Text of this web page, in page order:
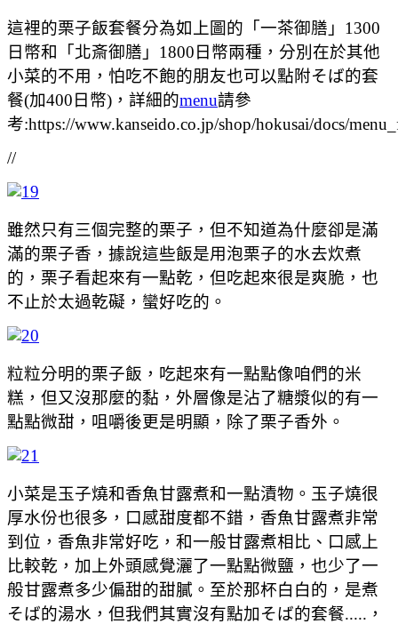
這裡的栗子飯套餐分為如上圖的「一茶御膳」1300
日幣和「北斎御膳」1800日幣兩種，分別在於其他
小菜的不用，怕吃不飽的朋友也可以點附そば的套
餐(加400日幣)，詳細的menu請參
考:https://www.kanseido.co.jp/shop/hokusai/docs/
//
雖然只有三個完整的栗子，但不知道為什麼卻是滿
滿的栗子香，據說這些飯是用泡栗子的水去炊煮
的，栗子看起來有一點乾，但吃起來很是爽脆，也
不止於太過乾礙，蠻好吃的。
粒粒分明的栗子飯，吃起來有一點點像咱們的米
糕，但又沒那麼的黏，外層像是沾了糖漿似的有一
點點微甜，咀嚼後更是明顯，除了栗子香外。
小菜是玉子燒和香魚甘露煮和一點漬物。玉子燒很
厚水份也很多，口感甜度都不錯，香魚甘露煮非常
到位，香魚非常好吃，和一般甘露煮相比、口感上
比較乾，加上外頭感覺灑了一點點微鹽，也少了一
般甘露煮多少偏甜的甜膩。至於那杯白白的，是煮
そば的湯水，但我們其實沒有點加そば的套餐.....，